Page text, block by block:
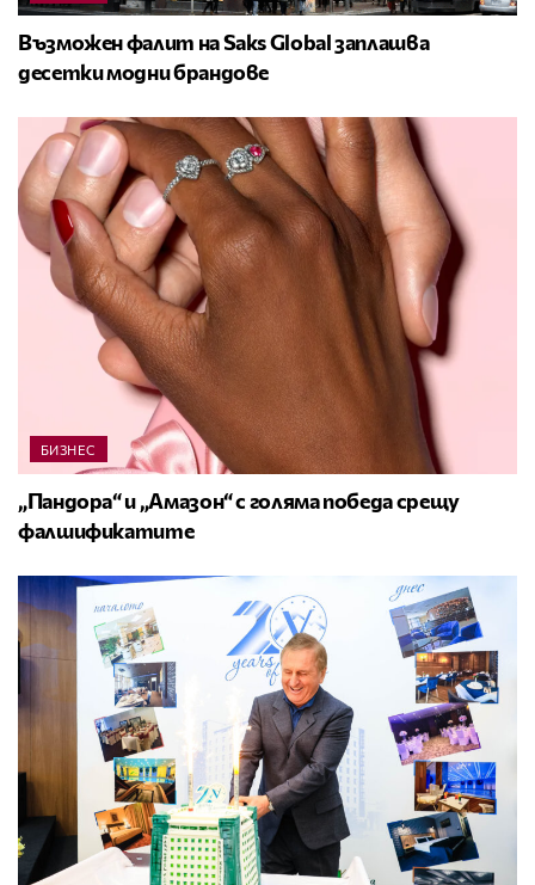
Възможен фалит на Saks Global заплашва
десетки модни брандове
БИЗНЕС
„Пандора“ и „Амазон“ с голяма победа срещу
фалшификатите